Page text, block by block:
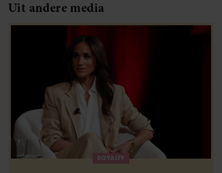
Uit andere media
ROYALTY